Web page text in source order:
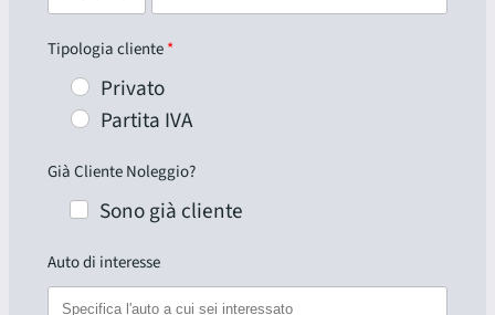
Tipologia cliente
Privato
Partita IVA
Già Cliente Noleggio?
Sono già cliente
Auto di interesse